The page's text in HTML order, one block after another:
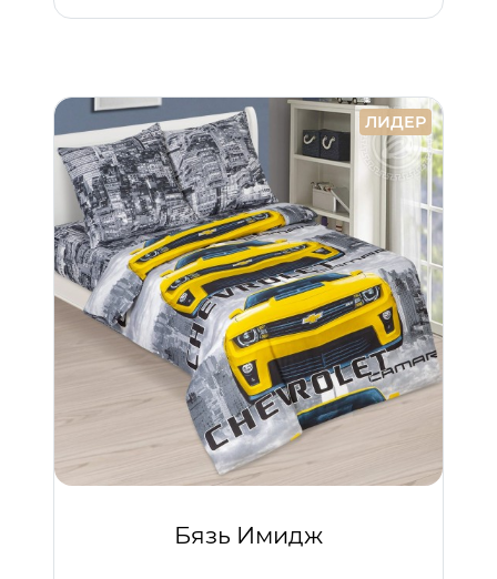
ЛИДЕР
Бязь Имидж